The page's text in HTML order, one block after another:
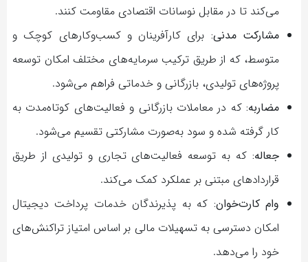
می‌کند تا در مقابل نوسانات اقتصادی مقاومت کنند.
مشارکت مدنی: برای کارآفرینان و کسب‌وکارهای کوچک و
متوسط، که از طریق ترکیب سرمایه‌های مختلف امکان توسعه
پروژه‌های تولیدی، بازرگانی و خدماتی فراهم می‌شود.
مضاربه: که در معاملات بازرگانی و فعالیت‌های کوتاه‌مدت به
کار گرفته شده و سود به‌صورت مشارکتی تقسیم می‌شود.
جعاله: که به توسعه فعالیت‌های تجاری و تولیدی از طریق
قراردادهای مبتنی بر عملکرد کمک می‌کند.
وام کارت‌خوان: که به پذیرندگان خدمات پرداخت دیجیتال
امکان دسترسی به تسهیلات مالی بر اساس امتیاز تراکنش‌های
خود را می‌دهد.